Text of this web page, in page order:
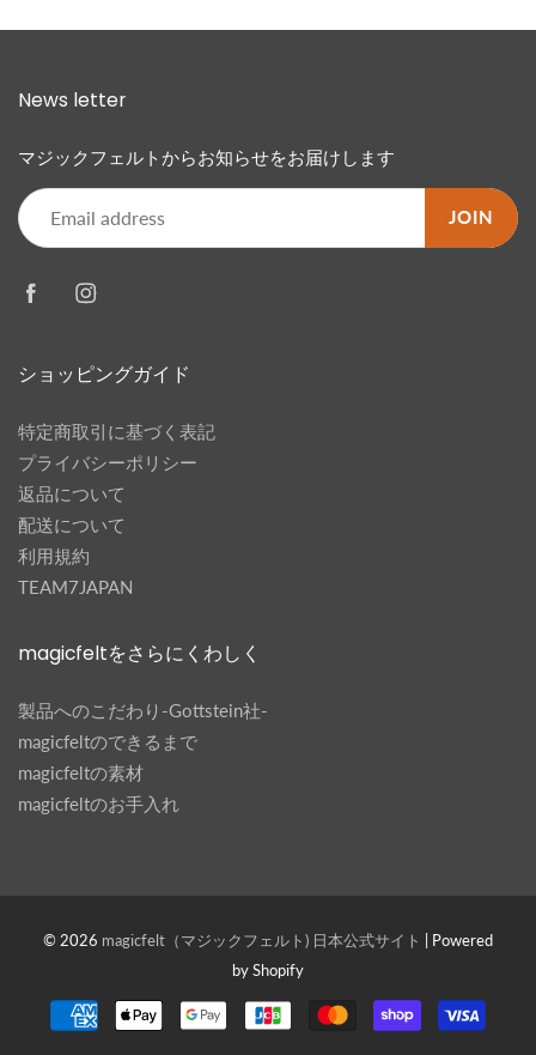
News letter
マジックフェルトからお知らせをお届けします
JOIN
ショッピングガイド
特定商取引に基づく表記
プライバシーポリシー
返品について
配送について
利用規約
TEAM7JAPAN
magicfeltをさらにくわしく
製品へのこだわり-Gottstein社-
magicfeltのできるまで
magicfeltの素材
magicfeltのお手入れ
© 2026 magicfelt（マジックフェルト) 日本公式サイト
| Powered
by Shopify